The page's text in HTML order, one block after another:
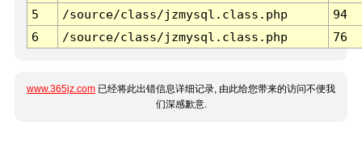
5
/source/class/jzmysql.class.php
94
6
/source/class/jzmysql.class.php 76
www.365jz.com 已经将此出错信息详细记录, 由此给您带来的访问不便我
们深感歉意.